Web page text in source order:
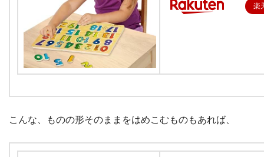
楽
こんな、ものの形そのままをはめこむものもあれば、